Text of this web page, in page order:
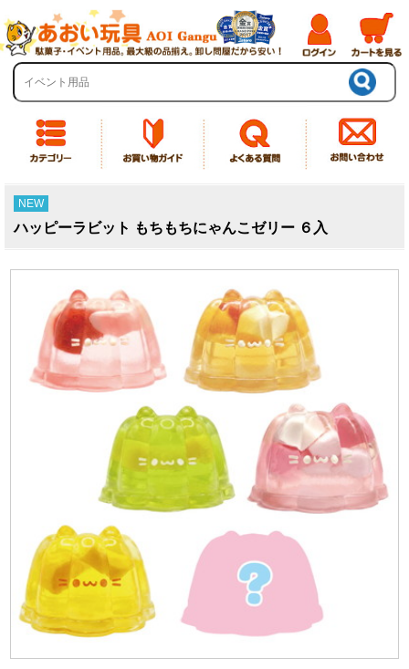
NEW
ハッピーラビット もちもちにゃんこゼリー ６入